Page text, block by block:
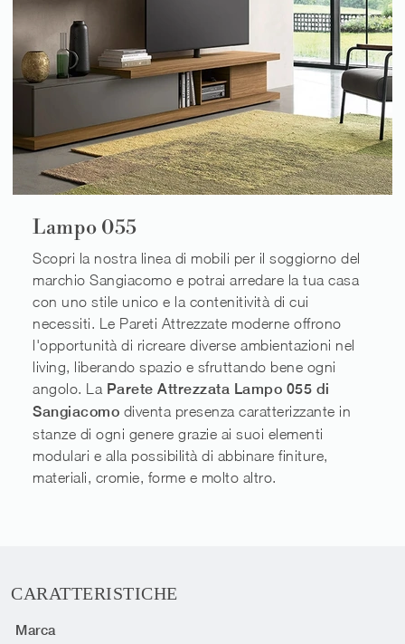
Lampo 055
Scopri la nostra linea di mobili per il soggiorno del
marchio Sangiacomo e potrai arredare la tua casa
con uno stile unico e la contenitività di cui
necessiti. Le Pareti Attrezzate moderne offrono
l'opportunità di ricreare diverse ambientazioni nel
living, liberando spazio e sfruttando bene ogni
angolo. La Parete Attrezzata Lampo 055 di
Sangiacomo diventa presenza caratterizzante in
stanze di ogni genere grazie ai suoi elementi
modulari e alla possibilità di abbinare finiture,
materiali, cromie, forme e molto altro.
CARATTERISTICHE
Marca